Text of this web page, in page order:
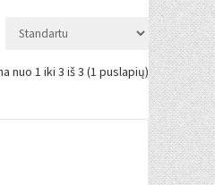
nuo 1 iki 3 iš 3 (1 puslapių)